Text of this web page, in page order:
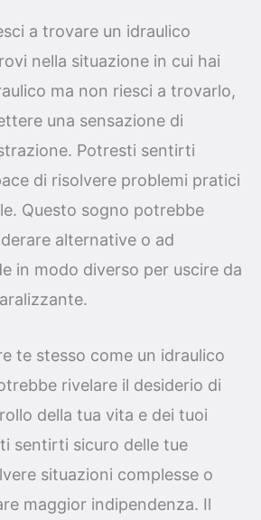
a trovare un idraulico
nella situazione in cui hai
ma non riesci a trovarlo,
una sensazione di
Potresti sentirti
di risolvere problemi pratici
Questo sogno potrebbe
alternative o ad
in modo diverso per uscire da
te stesso come un idraulico
rivelare il desiderio di
della tua vita e dei tuoi
sentirti sicuro delle tue
situazioni complesse o
maggior indipendenza. Il